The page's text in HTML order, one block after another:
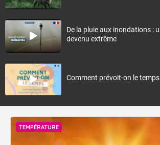
De la pluie aux inondations :
devenu extrême
Comment prévoit-on le temps
TEMPÉRATURE